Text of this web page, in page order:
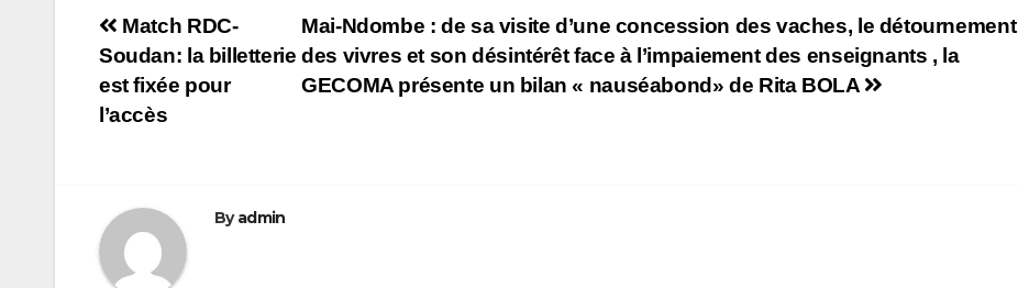
Navigation
de
l’article
Mai-Ndombe : de sa visite d’une concession des vaches, le détournement
des vivres et son désintérêt face à l’impaiement des enseignants , la
GECOMA présente un bilan « nauséabond» de Rita BOLA
Match RDC-
Soudan: la billetterie
est fixée pour
l’accès
Byadmin